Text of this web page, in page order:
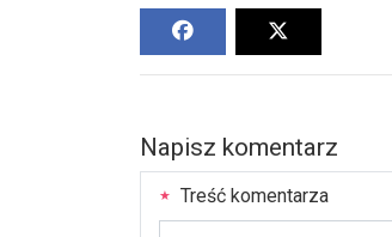
Napisz komentarz
Treść komentarza